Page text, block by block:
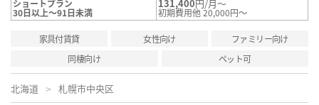
ショートプラン
30日以上～91日未満
131,400円/月～
初期費用他 20,000円～
家具付賃貸 女性向け
ファミリー向け
同棲向け
ペット可
北海道 札幌市中央区